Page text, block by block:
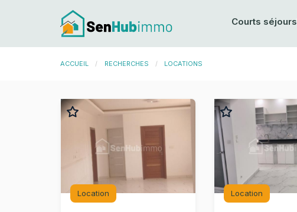
Courts séjours
ACCUEIL CURRENT:
RECHERCHES LOCATIONS
Location Location